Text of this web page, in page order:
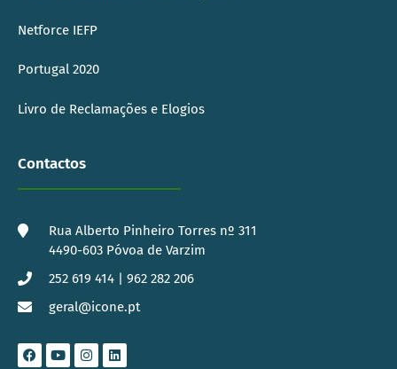
Netforce IEFP
Portugal 2020
Livro de Reclamações e Elogios
Contactos
Rua Alberto Pinheiro Torres nº 311
4490-603 Póvoa de Varzim
252 619 414 | 962 282 206
geral@icone.pt